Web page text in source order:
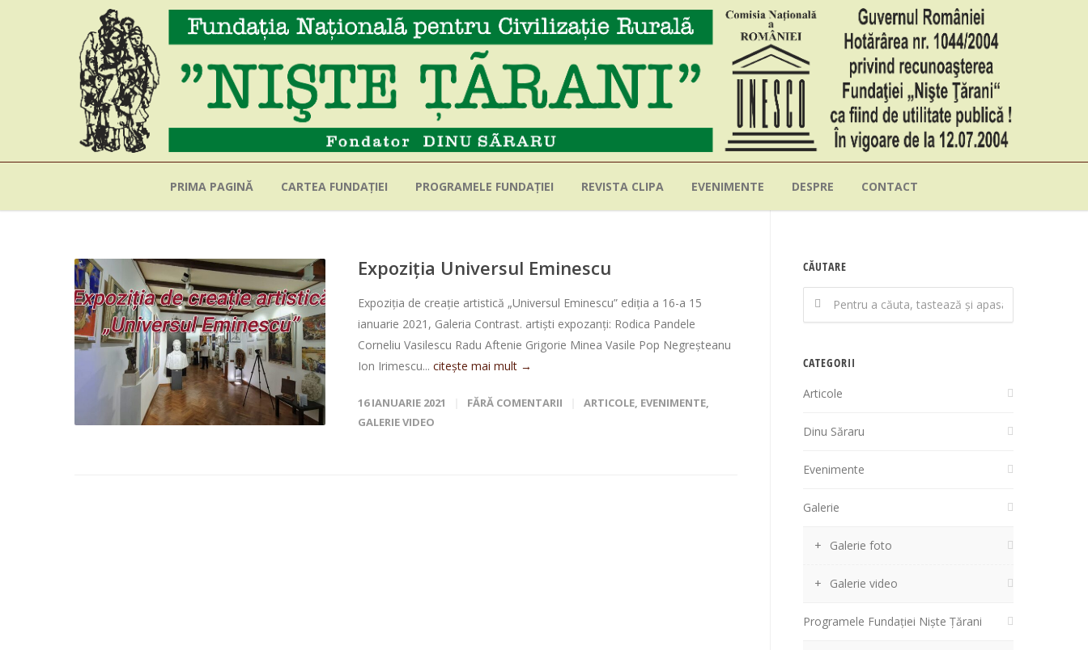
PRIMA PAGINĂ CARTEA FUNDAȚIEI PROGRAMELE FUNDAȚIEI REVISTA CLIPA EVENIMENTE DESPRE CONTACT
Expoziția Universul Eminescu
Expoziția de creație artistică „Universul Eminescu” ediția a 16-a 15
ianuarie 2021, Galeria Contrast. artiști expozanți: Rodica Pandele
Corneliu Vasilescu Radu Aftenie Grigorie Minea Vasile Pop Negreșteanu
Ion Irimescu... citește mai mult →
16 IANUARIE 2021 FĂRĂ COMENTARII ARTICOLE, EVENIMENTE,
GALERIE VIDEO
CĂUTARE
CATEGORII
Articole
Dinu Săraru
Evenimente
Galerie
Galerie foto
Galerie video
Programele Fundației Niște Țărani